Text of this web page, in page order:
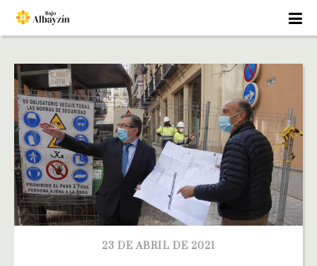
23 DE ABRIL DE 2021